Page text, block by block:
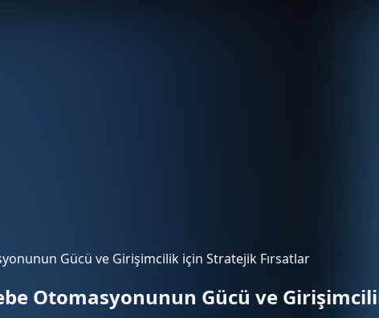
Gücü ve Girişimcilik için Stratejik Fırsatlar
Otomasyonunun Gücü ve